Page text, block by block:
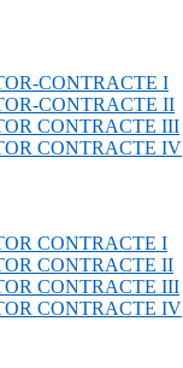
CONTRACTE I
CONTRACTE II
CONTRACTE III
CONTRACTE IV
CONTRACTE I
CONTRACTE II
CONTRACTE III
CONTRACTE IV